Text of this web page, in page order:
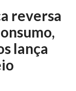
reversa
lança